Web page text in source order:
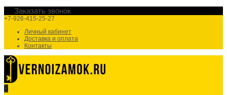
Заказать звонок
+7-926-415-25-27
Личный кабинет
Доставка и оплата
Контакты
0